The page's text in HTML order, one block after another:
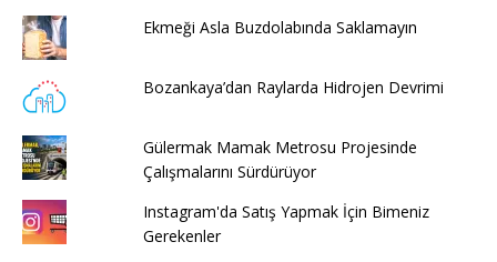
Ekmeği Asla Buzdolabında Saklamayın
Bozankaya’dan Raylarda Hidrojen Devrimi
Gülermak Mamak Metrosu Projesinde
Çalışmalarını Sürdürüyor
Instagram'da Satış Yapmak İçin Bimeniz
Gerekenler